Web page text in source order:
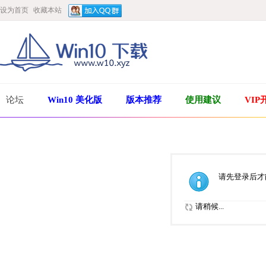
设为首页 收藏本站
论坛 Win10 美化版 版本推荐 使用建议 VIP
请先登录后
请稍候...